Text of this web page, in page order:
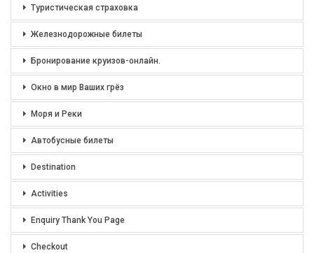
Туристическая страховка
Железнодорожные билеты
Бронирование круизов-онлайн.
Окно в мир Ваших грёз
Моря и Реки
Автобусные билеты
Destination
Activities
Enquiry Thank You Page
Checkout